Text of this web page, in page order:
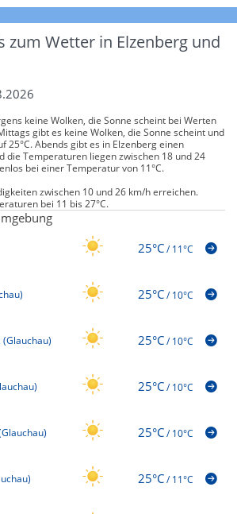
zum Wetter in Elzenberg und
keine Wolken, die Sonne scheint bei Werten
gibt es keine Wolken, die Sonne scheint und
25°C. Abends gibt es in Elzenberg einen
die Temperaturen liegen zwischen 18 und 24
bei einer Temperatur von 11°C.
zwischen 10 und 26 km/h erreichen.
bei 11 bis 27°C.
25°C/11°C
25°C/10°C
25°C/10°C
25°C/10°C
25°C/10°C
25°C/11°C